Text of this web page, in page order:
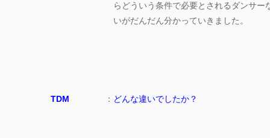
らどういう条件で必要とされるダンサ
いがだんだん分かっていきました。
TDM ： どんな違いでしたか？